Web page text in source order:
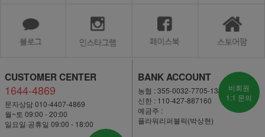
CUSTOMER CENTER
1644-4869
문자상담 010-4407-4869
월~토 09:00 - 20:00
일요일·공휴일 09:00 - 18:00
BANK ACCOUNT
농협 : 355-0032-7705-13
신한 : 110-427-887160
예금주 :
플라워리퍼블릭(박상현)
비회원
1:1 문의